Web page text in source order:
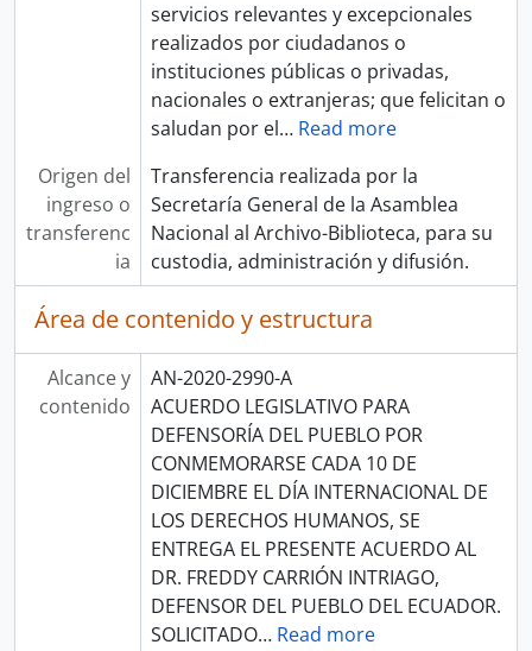
servicios relevantes y excepcionales
realizados por ciudadanos o
instituciones públicas o privadas,
nacionales o extranjeras; que felicitan o
saludan por el… Read more
Origen del
ingreso o
transferenc
ia
Transferencia realizada por la
Secretaría General de la Asamblea
Nacional al Archivo-Biblioteca, para su
custodia, administración y difusión.
Área de contenido y estructura
Alcance y
contenido
AN-2020-2990-A
ACUERDO LEGISLATIVO PARA
DEFENSORÍA DEL PUEBLO POR
CONMEMORARSE CADA 10 DE
DICIEMBRE EL DÍA INTERNACIONAL DE
LOS DERECHOS HUMANOS, SE
ENTREGA EL PRESENTE ACUERDO AL
DR. FREDDY CARRIÓN INTRIAGO,
DEFENSOR DEL PUEBLO DEL ECUADOR.
SOLICITADO… Read more